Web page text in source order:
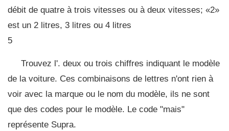
débit de quatre à trois vitesses ou à deux vitesses; «2»
est un 2 litres, 3 litres ou 4 litres
5
Trouvez l'. deux ou trois chiffres indiquant le modèle
de la voiture. Ces combinaisons de lettres n'ont rien à
voir avec la marque ou le nom du modèle, ils ne sont
que des codes pour le modèle. Le code "mais"
représente Supra.